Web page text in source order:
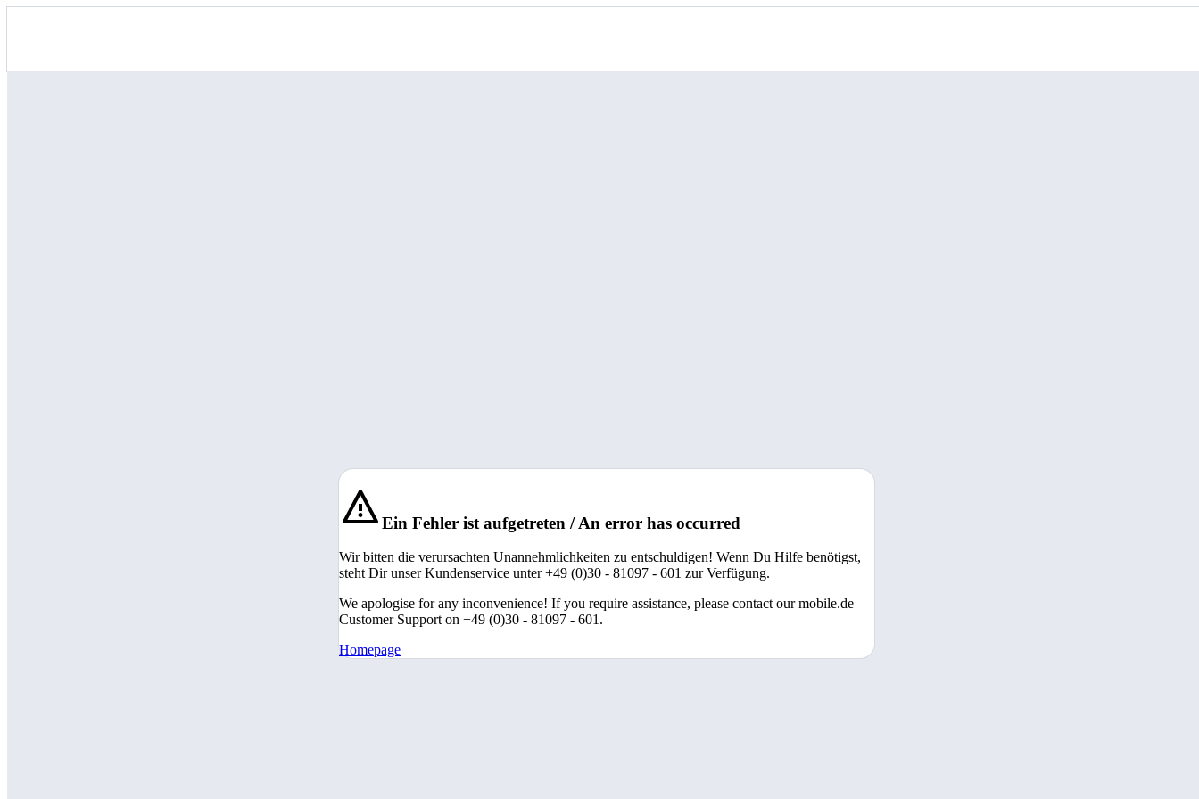
Ein Fehler ist aufgetreten / An error has occurred
Wir bitten die verursachten Unannehmlichkeiten zu entschuldigen! Wenn Du Hilfe benötigst,
steht Dir unser Kundenservice unter +49 (0)30 - 81097 - 601 zur Verfügung.
We apologise for any inconvenience! If you require assistance, please contact our mobile.de
Customer Support on +49 (0)30 - 81097 - 601.
Homepage